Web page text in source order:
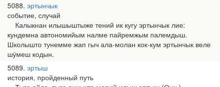
5088 эртынчык
событие, случай
Калыкнан илышыштыже тений ик кугу эртынчык лие:
кундемна автономийым налме пайремжым палемдыш.
Школышто тунемме жап гыч ала-молан кок-кум эртынчык веле
шӱмеш кодын.
5089 эртыш
история, пройденный путь